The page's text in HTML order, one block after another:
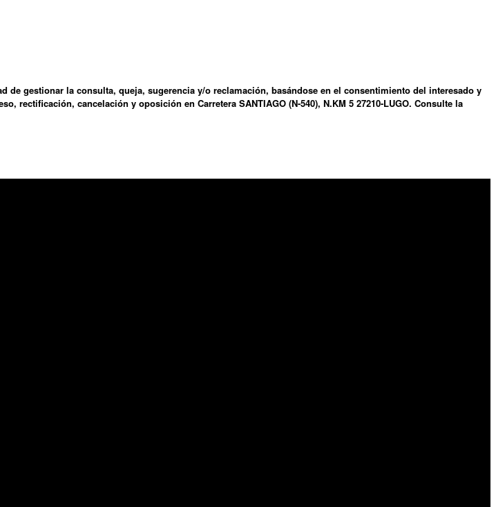
gestionar la consulta, queja, sugerencia y/o reclamación, basándose en el consentimiento del interesado y
rectificación, cancelación y oposición en Carretera SANTIAGO (N-540), N.KM 5 27210-LUGO. Consulte la